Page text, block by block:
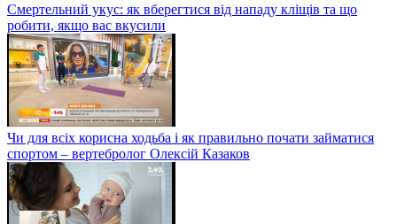
Смертельний укус: як вберегтися від нападу кліщів та що
робити, якщо вас вкусили
Чи для всіх корисна ходьба і як правильно почати займатися
спортом – вертебролог Олексій Казаков